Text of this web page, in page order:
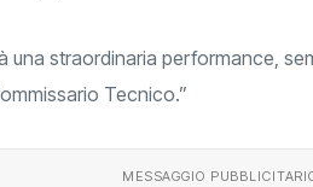
una straordinaria performance,
Tecnico.”
MESSAGGIO